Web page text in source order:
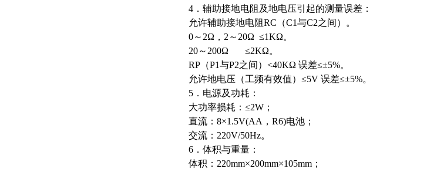
4 ．辅助接地电阻及地电压引起的测量误差：
允许辅助接地电阻RC （C1与C2之间）。
0～ 2Ω ， 2 ～ 20Ω ≤1KΩ。
20～ 200Ω ≤2KΩ。
RP （P1与P2之间） <40KΩ 误差≤±5%。
允许地电压（工频有效值） ≤5V 误差≤±5%。
5 ．电源及功耗：
大功率损耗： ≤2W ；
直流： 8×1.5V(AA ， R6)电池；
交流： 220V/50Hz。
6 ．体积与重量：
体积： 220mm×200mm×105mm ；